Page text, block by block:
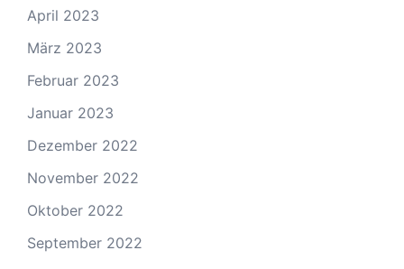
April 2023
März 2023
Februar 2023
Januar 2023
Dezember 2022
November 2022
Oktober 2022
September 2022